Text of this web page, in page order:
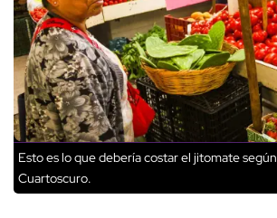
Esto es lo que debería costar el jitomate
Cuartoscuro.